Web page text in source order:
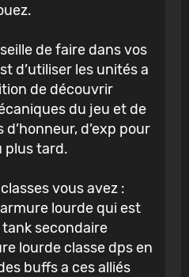
de faire dans vos
d’utiliser les unités a
de découvrir
du jeu et de
d’exp pour
plus tard.
vous avez :
lourde qui est
secondaire
lourde classe dps en
buffs a ces alliés